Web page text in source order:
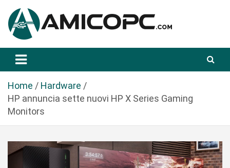
a
Amicopc.com
Home
Hardware
HP annuncia sette nuovi HP X Series Gaming
Monitors